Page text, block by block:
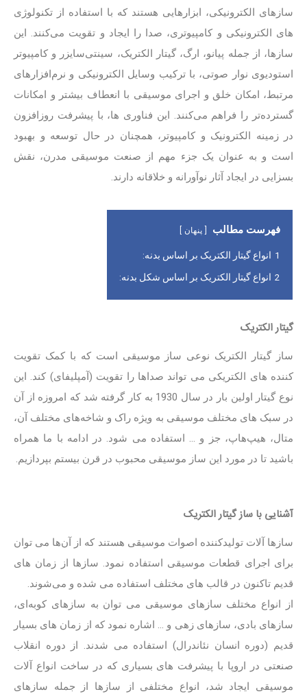
سازهای الکترونیکی، ابزارهایی هستند که با استفاده از تکنولوژی
های الکترونیکی و کامپیوتری، صدا را ایجاد و تقویت می‌کنند. این
سازها، از جمله پیانو، ارگ، گیتار الکتریک، سینتی‌سایزر و کامپیوتر
استودیوی نوار صوتی، با ترکیب وسایل الکترونیکی و نرم‌افزارهای
مرتبط، امکان خلق و اجرای موسیقی با انعطاف بیشتر و امکانات
گسترده‌تر را فراهم می‌کنند. این فناوری ها، با پیشرفت روزافزون
در زمینه الکترونیک و کامپیوتر، همچنان در حال توسعه و بهبود
است و به عنوان یک جزء مهم از صنعت موسیقی مدرن، نقش
بسزایی در ایجاد آثار نوآورانه و خلاقانه دارند.
فهرست مطالب پنهان
1 انواع گیتار الکتریک بر اساس بدنه:
2 انواع گیتار الکتریک بر اساس شکل بدنه:
گیتار الکتریک
ساز گیتار الکتریک نوعی ساز موسیقی است که با کمک تقویت
کننده های الکتریکی می تواند صداها را تقویت (آمپلیفای) کند. این
نوع گیتار اولین بار در سال 1930 به کار گرفته شد که امروزه از آن
در سبک های مختلف موسیقی به ویژه راک و شاخه‌های مختلف آن،
متال، هیپ‌هاپ، جز و … استفاده می شود. در ادامه با ما همراه
باشید تا در مورد این ساز موسیقی محبوب در قرن بیستم بپردازیم.
آشنایی با ساز گیتار الکتریک
سازها آلات تولیدکننده اصوات موسیقی هستند که از آن‌ها می توان
برای اجرای قطعات موسیقی استفاده نمود. سازها از زمان های
قدیم تاکنون در قالب های مختلف استفاده می شده و می‌شوند.
از انواع مختلف سازهای موسیقی می توان به سازهای کوبه‌ای،
سازهای بادی، سازهای زهی و … اشاره نمود که از زمان های بسیار
قدیم (دوره انسان نئاندرال) استفاده می شدند. از دوره انقلاب
صنعتی در اروپا با پیشرفت های بسیاری که در ساخت انواع آلات
موسیقی ایجاد شد، انواع مختلفی از سازها از جمله سازهای